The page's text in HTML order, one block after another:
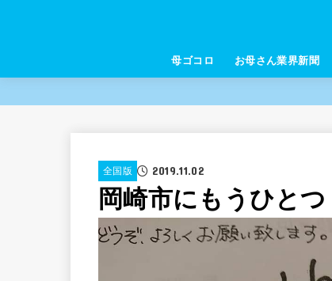
母ゴコロ お母さん業界新聞
全国版 2019.11.02
岡崎市にもうひと